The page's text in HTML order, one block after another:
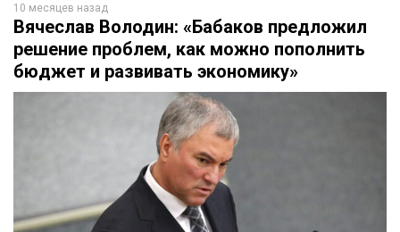
10 месяцев назад
Вячеслав Володин: «Бабаков предложил
решение проблем, как можно пополнить
бюджет и развивать экономику»